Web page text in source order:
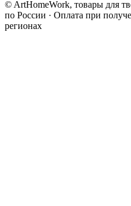
© ArtHomeWork, товары для
по России · Оплата при
регионах